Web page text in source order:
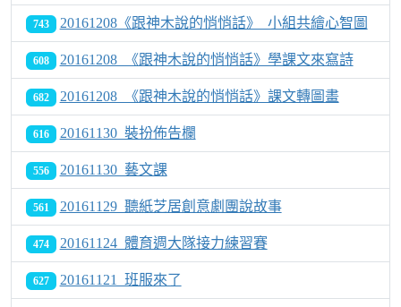
743 20161208《跟神木說的悄悄話》_小組共繪心智圖
608 20161208_《跟神木說的悄悄話》學課文來寫詩
682 20161208_《跟神木說的悄悄話》課文轉圖畫
616 20161130_裝扮佈告欄
556 20161130_藝文課
561 20161129_聽紙芝居創意劇團說故事
474 20161124_體育週大隊接力練習賽
627 20161121_班服來了